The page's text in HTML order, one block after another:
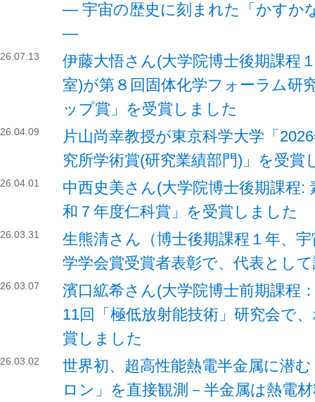
― 宇宙の歴史に刻まれた「かすか
―
26.07.13
伊藤大悟さん(大学院博士後期課程
室)が第８回固体化学フォーラム研
ップ賞」を受賞しました
26.04.09
片山尚幸教授が東京科学大学「
究所学術賞(研究業績部門)」を受賞
26.04.01
中西史美さん(大学院博士後期課程:
和７年度仁科賞」を受賞しました
26.03.31
生熊清さん（博士後期課程１年、
学学会賞受賞者表彰で、代表とし
26.03.07
濱口絋希さん(大学院博士前期課程
11回「極低放射能技術」研究会で
賞しました
26.03.02
世界初、超高性能熱電半金属に潜
ロン」を直接観測－半金属は熱電